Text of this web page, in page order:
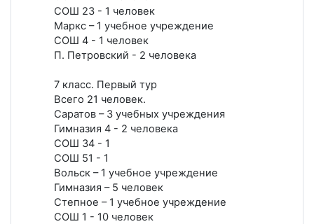
СОШ 23 - 1 человек
Маркс – 1 учебное учреждение
СОШ 4 - 1 человек
П. Петровский - 2 человека
7 класс. Первый тур
Всего 21 человек.
Саратов – 3 учебных учреждения
Гимназия 4 - 2 человека
СОШ 34 - 1
СОШ 51 - 1
Вольск – 1 учебное учреждение
Гимназия – 5 человек
Степное – 1 учебное учреждение
СОШ 1 - 10 человек